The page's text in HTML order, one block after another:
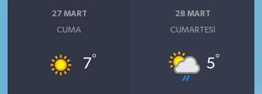
27 MART
CUMA
7°
28 MART
CUMARTESI
5°